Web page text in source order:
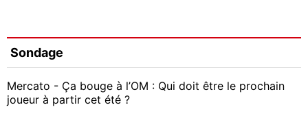
Sondage
Mercato - Ça bouge à l’OM : Qui doit être le prochain
joueur à partir cet été ?